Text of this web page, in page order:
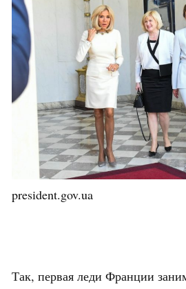
president.gov.ua
Так, первая леди Франции